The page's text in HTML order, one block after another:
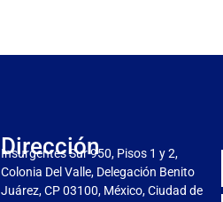
Dirección
Insurgentes Sur 950, Pisos 1 y 2,
Colonia Del Valle, Delegación Benito
Juárez, CP 03100, México, Ciudad de